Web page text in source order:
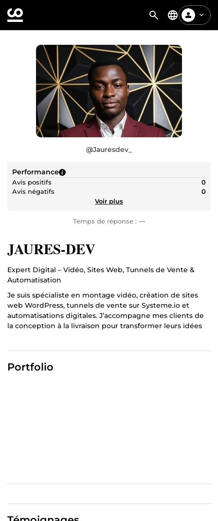
@Jauresdev_
Performance
Avis positifs
0
Avis négatifs
0
Voir plus
Temps de réponse : —
JAURES-DEV
Expert Digital – Vidéo, Sites Web, Tunnels de Vente &
Automatisation
Je suis spécialiste en montage vidéo, création de sites
web WordPress, tunnels de vente sur Systeme.io et
automatisations digitales. J’accompagne mes clients de
la conception à la livraison pour transformer leurs idées
⸻
Tunnels de vente & Systeme.io Conception de landing
downsells, avec optimisation de la conversion pour
maximiser les ventes et les performances marketing.
Portfolio